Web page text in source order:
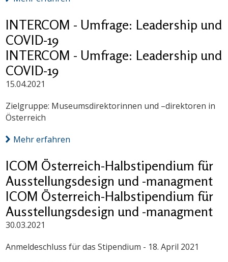
INTERCOM - Umfrage: Leadership und
COVID-19
INTERCOM - Umfrage: Leadership und
COVID-19
15.04.2021
Zielgruppe: Museumsdirektorinnen und –direktoren in
Österreich
Mehr erfahren
ICOM Österreich-Halbstipendium für
Ausstellungsdesign und -managment
ICOM Österreich-Halbstipendium für
Ausstellungsdesign und -managment
30.03.2021
Anmeldeschluss für das Stipendium - 18. April 2021